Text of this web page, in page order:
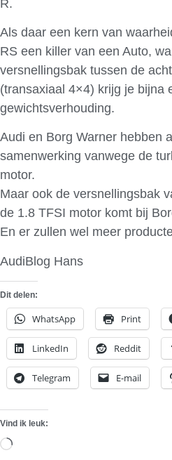
R.
Als daar een kern van
RS een killer van een Auto,
versnellingsbak tussen de
(transaxiaal 4×4) krijg je bijna
gewichtsverhouding.
Audi en Borg Warner hebben
samenwerking vanwege de
motor.
Maar ook de versnellingsbak
de 1.8 TFSI motor komt bij
En er zullen wel meer
AudiBlog Hans
Dit delen:
WhatsApp Print
LinkedIn Reddit
Telegram E-mail
Vind ik leuk:
Aan